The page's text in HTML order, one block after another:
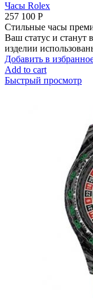
Часы Rolex
257 100 Р
Стильные часы
Ваш статус и
изделии
Добавить в
Add to cart
Быстрый просмотр